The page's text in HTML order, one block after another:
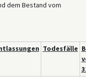
dem Bestand vom
Todesfälle